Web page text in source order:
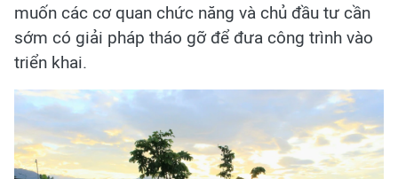
muốn các cơ quan chức năng và chủ đầu tư cần
sớm có giải pháp tháo gỡ để đưa công trình vào
triển khai.